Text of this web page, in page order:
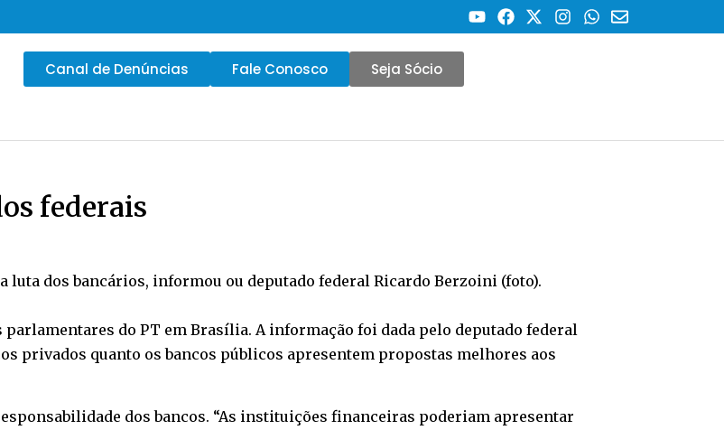
Canal de Denúncias Fale Conosco Seja Sócio
federais
luta dos bancários, informou ou deputado federal Ricardo Berzoini (foto).
do PT em Brasília. A informação foi dada pelo deputado federal
privados quanto os bancos públicos apresentem propostas melhores aos
dos bancos. “As instituições financeiras poderiam apresentar